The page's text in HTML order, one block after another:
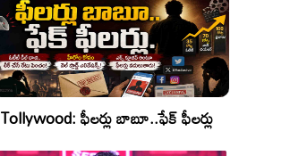
Tollywood: ఫీలర్లు బాబూ..ఫేక్ ఫీలర్లు